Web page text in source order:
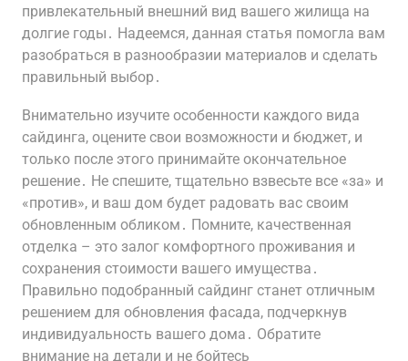
привлекательный внешний вид вашего жилища на
долгие годы․ Надеемся, данная статья помогла вам
разобраться в разнообразии материалов и сделать
правильный выбор․
Внимательно изучите особенности каждого вида
сайдинга, оцените свои возможности и бюджет, и
только после этого принимайте окончательное
решение․ Не спешите, тщательно взвесьте все «за» и
«против», и ваш дом будет радовать вас своим
обновленным обликом․ Помните, качественная
отделка – это залог комфортного проживания и
сохранения стоимости вашего имущества․
Правильно подобранный сайдинг станет отличным
решением для обновления фасада, подчеркнув
индивидуальность вашего дома․ Обратите
внимание на детали и не бойтесь